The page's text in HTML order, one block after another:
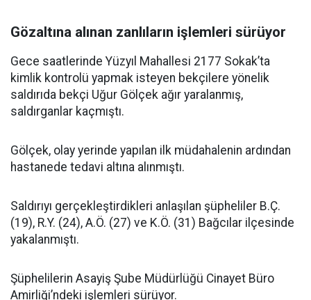
Gözaltına alınan zanlıların işlemleri sürüyor
Gece saatlerinde Yüzyıl Mahallesi 2177 Sokak’ta
kimlik kontrolü yapmak isteyen bekçilere yönelik
saldırıda bekçi Uğur Gölçek ağır yaralanmış,
saldırganlar kaçmıştı.
Gölçek, olay yerinde yapılan ilk müdahalenin ardından
hastanede tedavi altına alınmıştı.
Saldırıyı gerçekleştirdikleri anlaşılan şüpheliler B.Ç.
(19), R.Y. (24), A.Ö. (27) ve K.Ö. (31) Bağcılar ilçesinde
yakalanmıştı.
Şüphelilerin Asayiş Şube Müdürlüğü Cinayet Büro
Amirliği’ndeki işlemleri sürüyor.